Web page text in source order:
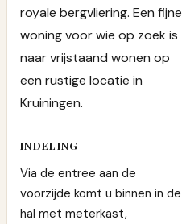
royale bergvliering. Een fijne
woning voor wie op zoek is
naar vrijstaand wonen op
een rustige locatie in
Kruiningen.
INDELING
Via de entree aan de
voorzijde komt u binnen in de
hal met meterkast,